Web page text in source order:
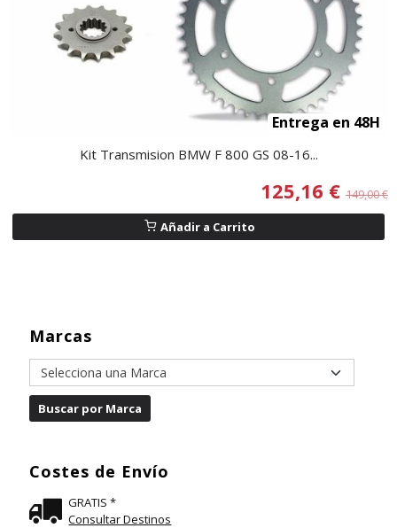
Marcas
Costes de Envío
GRATIS *
Consultar Destinos
Entrega en 48H
Kit Transmision BMW F 800 GS 08-16...
125,16 € 149,00 €
Añadir a Carrito